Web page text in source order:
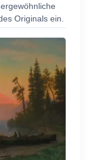
Originals ein.